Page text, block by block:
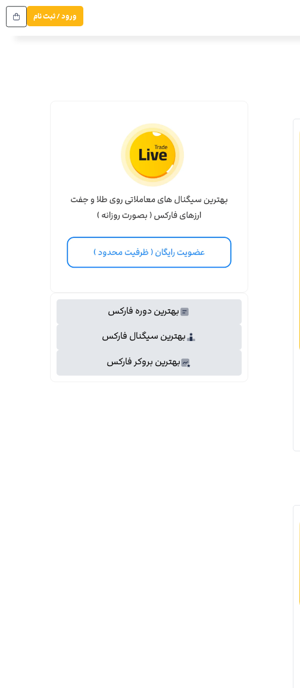
ورود / ثبت نام
بهترین دوره فارکس
بهترین سیگنال فارکس
بهترین بروکر فارکس